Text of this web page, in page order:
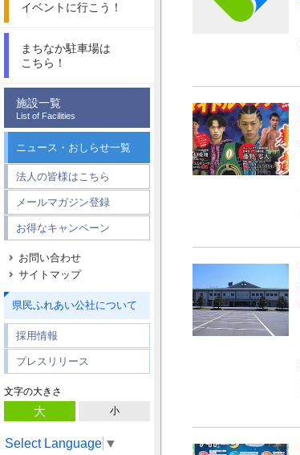
イベントに行こう！
まちなか駐車場は
こちら！
施設一覧
List of Facilities
ニュース・おしらせ一覧
法人の皆様はこちら
メールマガジン登録
お得なキャンペーン
お問い合わせ
サイトマップ
県民ふれあい公社について
採用情報
プレスリリース
文字の大きさ
大 小
Select Language ▼